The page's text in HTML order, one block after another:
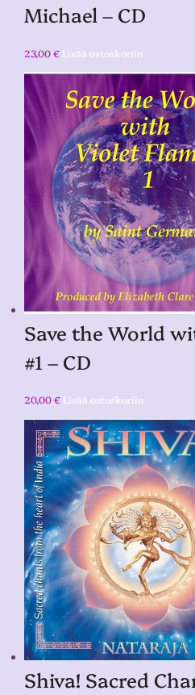
Michael – CD
23,00€ Lisää ostoskoriin
Save the World
#1 – CD
20,00€ Lisää ostoskoriin
Shiva! Sacred